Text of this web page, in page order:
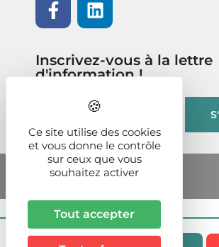
Inscrivez-vous à la lettre
d'information !
Ce site utilise des cookies
et vous donne le contrôle
sur ceux que vous
souhaitez activer
Tout accepter